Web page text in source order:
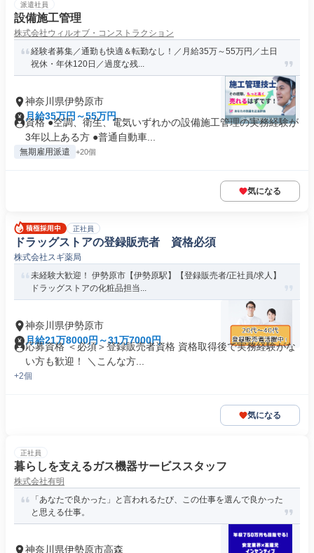
派遣社員
設備施工管理
株式会社ウィルオブ・コンストラクション
経験者募集／通勤も快適＆転勤なし！／月給35万～55万円／土日
祝休・年休120日／過度な残...
神奈川県伊勢原市
月給35万円～55万円
資格 ●空調、衛生、電気いずれかの設備施工管理の実務経験が
3年以上ある方 ●普通自動車...
無期雇用派遣 +20個
気になる
正社員
ドラッグストアの登録販売者 資格必須
株式会社スギ薬局
未経験大歓迎！ 伊勢原市【伊勢原駅】【登録販売者/正社員/求人】
ドラッグストアの化粧品担当...
神奈川県伊勢原市
月給21万8000円～31万7000円
応募資格 ＜必須＞登録販売者資格 資格取得後で実務経験がな
い方も歓迎！ ＼こんな方...
+2個
気になる
正社員
暮らしを支えるガス機器サービススタッフ
株式会社有明
「あなたで良かった」と言われるたび、この仕事を選んで良かった
と思える仕事。
神奈川県伊勢原市高森